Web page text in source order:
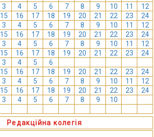
3 4 5 6 7 8 9 10 11
12
15 16 17 18 19 20 21 22 23
24
3 4 5 6 7 8 9 10 11
12
15 16 17 18 19 20 21 22 23
24
3 4 5 6 7 8 9 10 11
12
15 16 17 18 19 20 21 22 23
24
3 4 5 6
15 16 17 18 19 20 21 22 23
24
3 4 5 6 7 8 9 10 11
12
15 16 17 18 19 20 21 22 23
24
3 4 5 6 7 8 9 10
Редакційна колегія